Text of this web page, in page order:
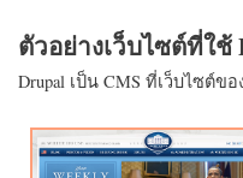
ตัวอย่างเว็บไซต์ที่ใช้
Drupal เป็น CMS ที่เว็บไซต์ข